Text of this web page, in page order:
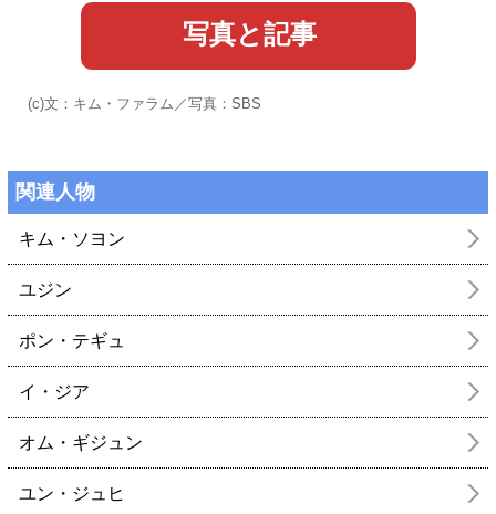
写真と記事
(c)文：キム・ファラム／写真：SBS
関連人物
キム・ソヨン
ユジン
ポン・テギュ
イ・ジア
オム・ギジュン
ユン・ジュヒ